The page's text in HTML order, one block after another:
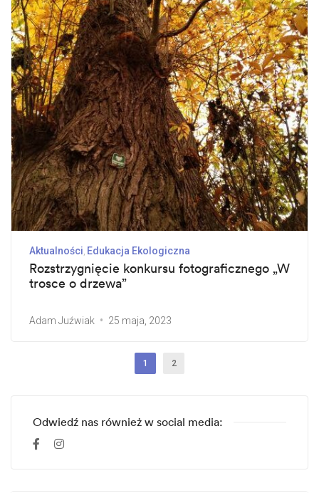
Aktualności Edukacja Ekologiczna
Rozstrzygnięcie konkursu fotograficznego „W
trosce o drzewa”
Adam Juźwiak 25 maja, 2023
1 2
Odwiedź nas również w social media: